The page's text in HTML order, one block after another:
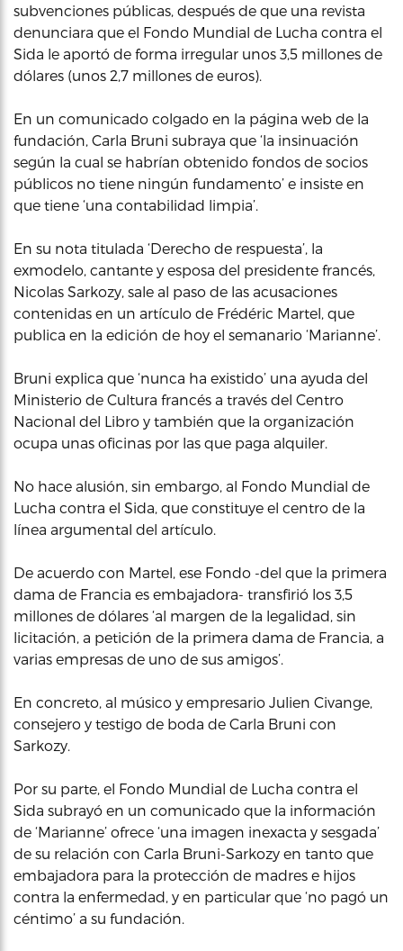
subvenciones públicas, después de que una revista
denunciara que el Fondo Mundial de Lucha contra el
Sida le aportó de forma irregular unos 3,5 millones de
dólares (unos 2,7 millones de euros).
En un comunicado colgado en la página web de la
fundación, Carla Bruni subraya que ‘la insinuación
según la cual se habrían obtenido fondos de socios
públicos no tiene ningún fundamento’ e insiste en
que tiene ‘una contabilidad limpia’.
En su nota titulada ‘Derecho de respuesta’, la
exmodelo, cantante y esposa del presidente francés,
Nicolas Sarkozy, sale al paso de las acusaciones
contenidas en un artículo de Frédéric Martel, que
publica en la edición de hoy el semanario ‘Marianne’.
Bruni explica que ‘nunca ha existido’ una ayuda del
Ministerio de Cultura francés a través del Centro
Nacional del Libro y también que la organización
ocupa unas oficinas por las que paga alquiler.
No hace alusión, sin embargo, al Fondo Mundial de
Lucha contra el Sida, que constituye el centro de la
línea argumental del artículo.
De acuerdo con Martel, ese Fondo -del que la primera
dama de Francia es embajadora- transfirió los 3,5
millones de dólares ‘al margen de la legalidad, sin
licitación, a petición de la primera dama de Francia, a
varias empresas de uno de sus amigos’.
En concreto, al músico y empresario Julien Civange,
consejero y testigo de boda de Carla Bruni con
Sarkozy.
Por su parte, el Fondo Mundial de Lucha contra el
Sida subrayó en un comunicado que la información
de ‘Marianne’ ofrece ‘una imagen inexacta y sesgada’
de su relación con Carla Bruni-Sarkozy en tanto que
embajadora para la protección de madres e hijos
contra la enfermedad, y en particular que ‘no pagó un
céntimo’ a su fundación.